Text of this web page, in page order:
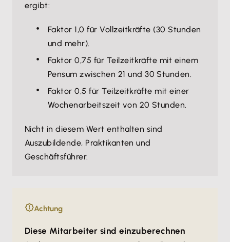
ergibt:
Faktor 1,0 für Vollzeitkräfte (30 Stunden
und mehr).
Faktor 0,75 für Teilzeitkräfte mit einem
Pensum zwischen 21 und 30 Stunden.
Faktor 0,5 für Teilzeitkräfte mit einer
Wochenarbeitszeit von 20 Stunden.
Nicht in diesem Wert enthalten sind
Auszubildende, Praktikanten und
Geschäftsführer.
Achtung
Diese Mitarbeiter sind einzuberechnen